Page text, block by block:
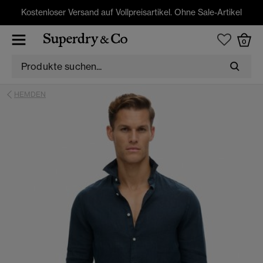
Kostenloser Versand auf Vollpreisartikel. Ohne Sale-Artikel
0
HEMDEN